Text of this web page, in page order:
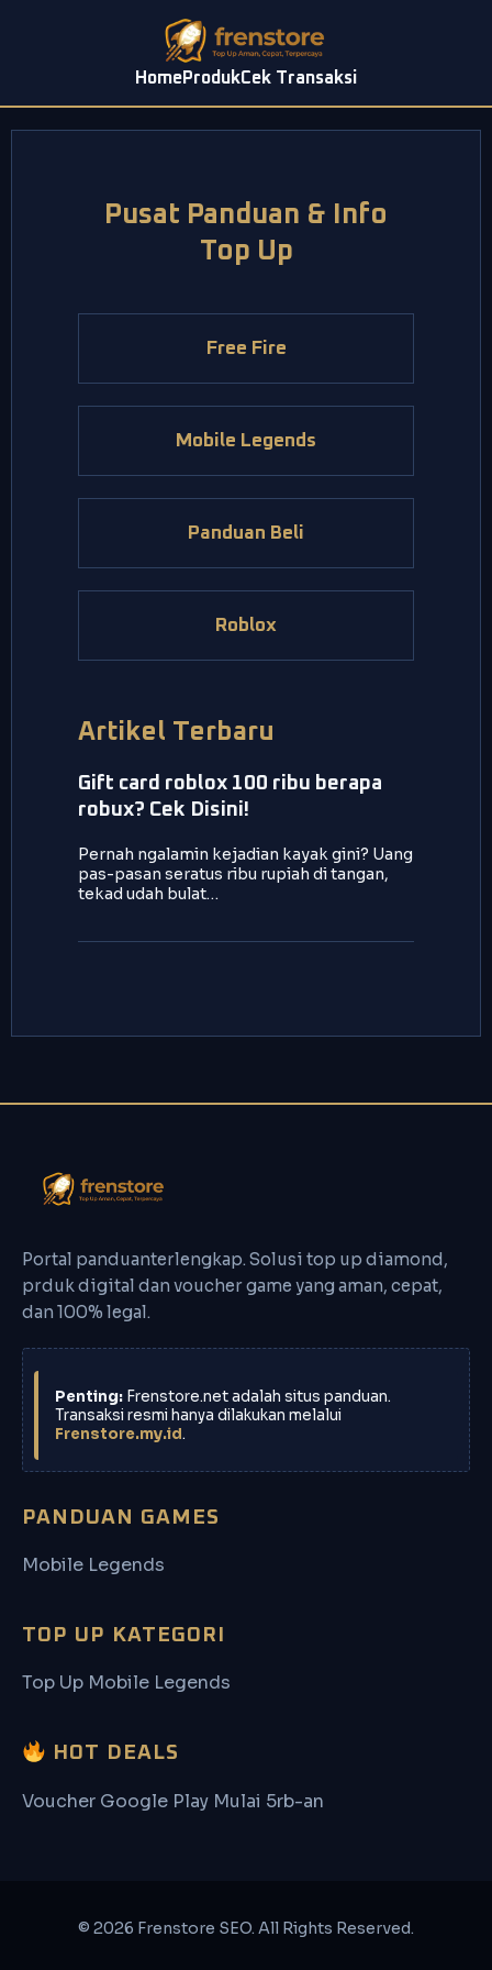
HomeProdukCek Transaksi
Pusat Panduan & Info
Top Up
Free Fire
Mobile Legends
Panduan Beli
Roblox
Artikel Terbaru
Gift card roblox 100 ribu berapa
robux? Cek Disini!
Pernah ngalamin kejadian kayak gini? Uang
pas-pasan seratus ribu rupiah di tangan,
tekad udah bulat…
Portal panduanterlengkap. Solusi top up diamond,
prduk digital dan voucher game yang aman, cepat,
dan 100% legal.
Penting: Frenstore.net adalah situs panduan.
Transaksi resmi hanya dilakukan melalui
Frenstore.my.id.
PANDUAN GAMES
Mobile Legends
TOP UP KATEGORI
Top Up Mobile Legends
HOT DEALS
Voucher Google Play Mulai 5rb-an
© 2026 Frenstore SEO. All Rights Reserved.